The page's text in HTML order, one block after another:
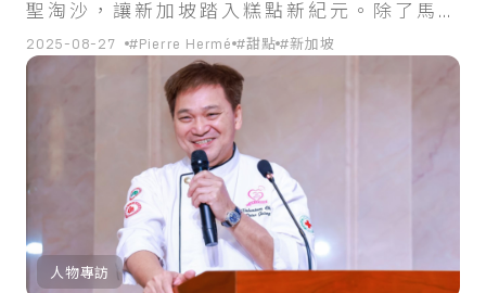
聖淘沙，讓新加坡踏入糕點新紀元。除了馬卡
龍，有「味道的建築師」之譽的 Pierre
Hermé 首次推出珍珠奶茶，旗艦店也設全球首
個冰淇淋吧、咖啡吧，以及咖啡廳。
2025-08-27 #Pierre Hermé #甜點 #新加坡
人物專訪